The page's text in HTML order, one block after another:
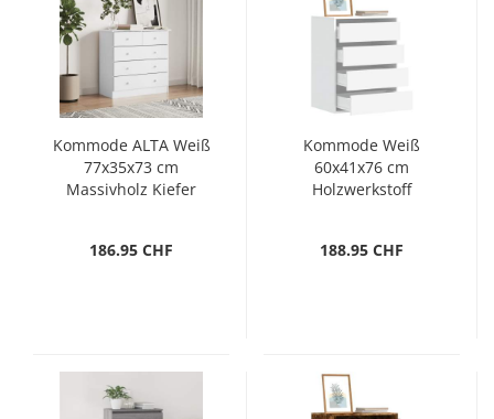
Kommode ALTA Weiß
77x35x73 cm
Massivholz Kiefer
186.95 CHF
Kommode Weiß
60x41x76 cm
Holzwerkstoff
188.95 CHF